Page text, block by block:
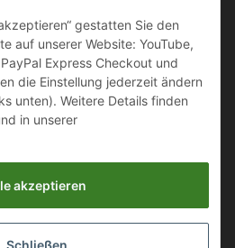
an qualitativ hochwertigen Arbeits- und
anderemSCHÜTZE SCHUHE, SOLID
gestatten Sie den
auf unserer Website: YouTube,
Express Checkout und
die Einstellung jederzeit ändern
unten). Weitere Details finden
in unserer
akzeptieren